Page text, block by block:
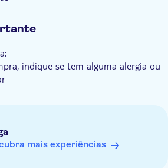
de volta para o seu hotel.
canções folclóricas da Boémia, da
indique se tem alguma alergia ou
mais experiências